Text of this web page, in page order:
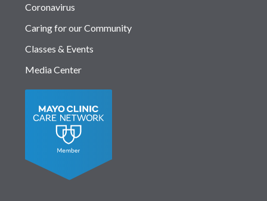
Coronavirus
Caring for our Community
Classes & Events
Media Center